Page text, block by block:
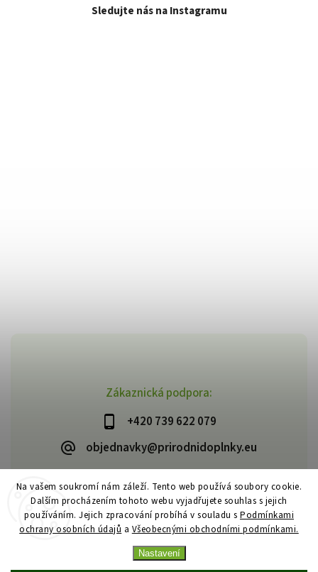
Na vašem soukromí nám záleží. Tento web používá soubory cookie.
Dalším procházením tohoto webu vyjadřujete souhlas s jejich
používáním. Jejich zpracování probíhá v souladu s Podmínkami
ochrany osobních údajů a Všeobecnými obchodními podmínkami.
Nastavení
Zákaznická podpora:
+420 739 622 079
objednavky@prirodnidoplnky.eu
Sledujte nás na Instagramu
Copyright 2026VIA NATURAE. Všechna práva vyhrazena.
Upravit nastavení cookies
VytvořilShoptet| Design